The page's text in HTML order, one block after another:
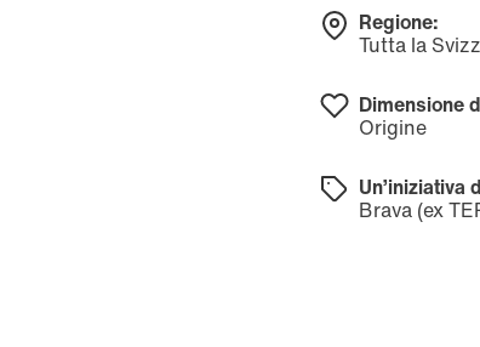
Regione:
Tutta la
Dimensione
Origine
Un’iniziativa
Brava (ex